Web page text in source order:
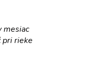
mesiac
pri rieke